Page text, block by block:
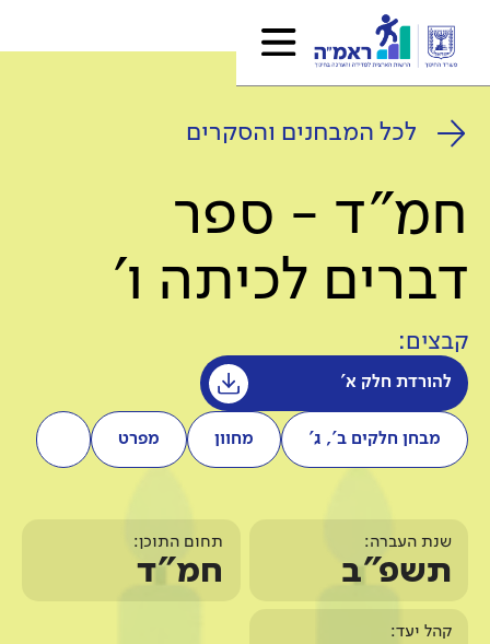
לכל המבחנים והסקרים
חמ"ד - ספר
דברים לכיתה ו'
קבצים:
להורדת חלק א'
מבחן חלקים ב', ג' מחוון מפרט
שנת העברה:
תשפ"ב
תחום התוכן:
חמ"ד
קהל יעד: